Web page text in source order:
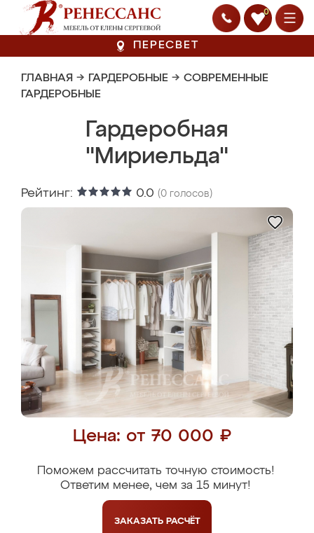
0
ПЕРЕСВЕТ
ГЛАВНАЯ → ГАРДЕРОБНЫЕ → СОВРЕМЕННЫЕ
ГАРДЕРОБНЫЕ
Гардеробная
"Мириельда"
Рейтинг: 0.0 (0 голосов)
Цена: от 70 000 ₽
Поможем рассчитать точную стоимость!
Ответим менее, чем за 15 минут!
ЗАКАЗАТЬ РАСЧЁТ